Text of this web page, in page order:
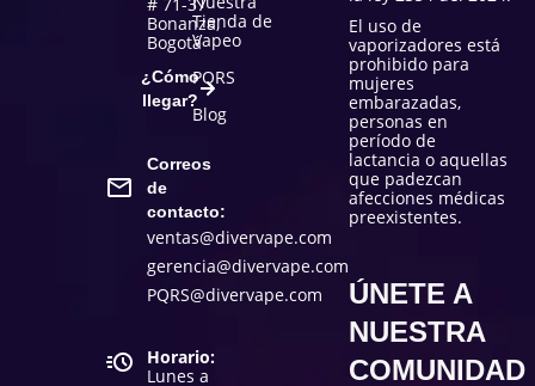
Bonanza,
Bogotá
¿Cómo
llegar?
Correos
de
contacto:
ventas@divervape.com
gerencia@divervape.com
PQRS@divervape.com
Horario:
Lunes a
Tienda de
Vapeo
PQRS
Blog
El uso de
vaporizadores está
prohibido para
mujeres
embarazadas,
personas en
período de
lactancia o aquellas
que padezcan
afecciones médicas
preexistentes.
ÚNETE A
NUESTRA
COMUNIDAD